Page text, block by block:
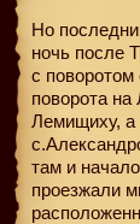
Но
ночь после
с
поворота
Лемищиху, а
там и
проезжали